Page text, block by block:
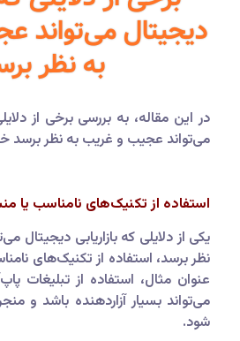
دیجیتال می‌تواند
به نظر
در این مقاله، به بررسی برخی از
می‌تواند عجیب و غریب به نظر برسد
استفاده از تکنیک‌های نامناسب یا
یکی از دلایلی که بازاریابی دیجیتال
نظر برسد، استفاده از تکنیک‌های
عنوان مثال، استفاده از تبلیغات
می‌تواند بسیار آزاردهنده باشد و
شود.